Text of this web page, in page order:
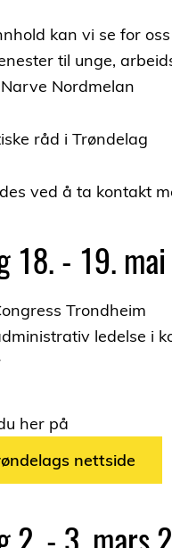
kan vi se for
til unge,
Nordmelan
råd i Trøndelag
ved å ta kontakt
18. - 19.
Trondheim
ledelse i
her på
nettside